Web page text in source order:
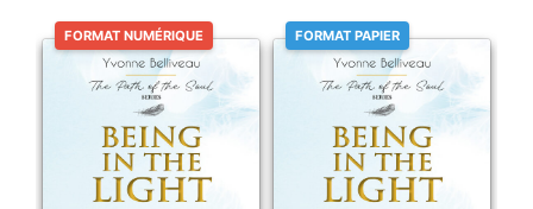
FORMAT NUMÉRIQUE FORMAT PAPIER